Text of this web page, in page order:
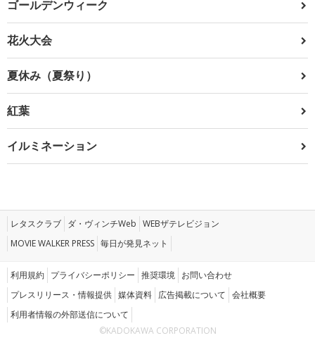
ゴールデンウィーク
花火大会
夏休み（夏祭り）
紅葉
イルミネーション
レタスクラブ ダ・ヴィンチWeb WEBザテレビジョン
MOVIE WALKER PRESS 毎日が発見ネット
利用規約 プライバシーポリシー 推奨環境 お問い合わせ
プレスリリース・情報提供 媒体資料 広告掲載について 会社概要
利用者情報の外部送信について
©KADOKAWA CORPORATION